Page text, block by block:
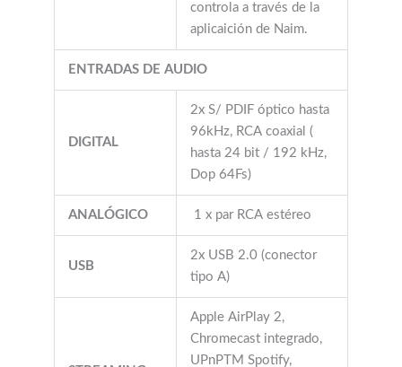
controla a través de la
aplicaición de Naim.
ENTRADAS DE AUDIO
DIGITAL
2x S/ PDIF óptico hasta
96kHz, RCA coaxial (
hasta 24 bit / 192 kHz,
Dop 64Fs)
ANALÓGICO 1 x par RCA estéreo
USB
2x USB 2.0 (conector
tipo A)
Apple AirPlay 2,
Chromecast integrado,
UPnPTM Spotify,